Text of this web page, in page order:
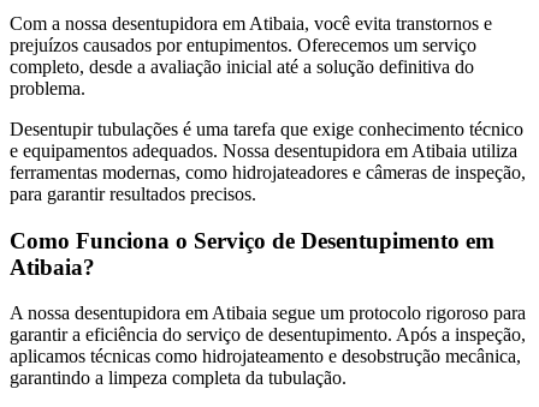
Com a nossa desentupidora em Atibaia, você evita transtornos e
prejuízos causados por entupimentos. Oferecemos um serviço
completo, desde a avaliação inicial até a solução definitiva do
problema.
Desentupir tubulações é uma tarefa que exige conhecimento técnico
e equipamentos adequados. Nossa desentupidora em Atibaia utiliza
ferramentas modernas, como hidrojateadores e câmeras de inspeção,
para garantir resultados precisos.
Como Funciona o Serviço de Desentupimento em
Atibaia?
A nossa desentupidora em Atibaia segue um protocolo rigoroso para
garantir a eficiência do serviço de desentupimento. Após a inspeção,
aplicamos técnicas como hidrojateamento e desobstrução mecânica,
garantindo a limpeza completa da tubulação.